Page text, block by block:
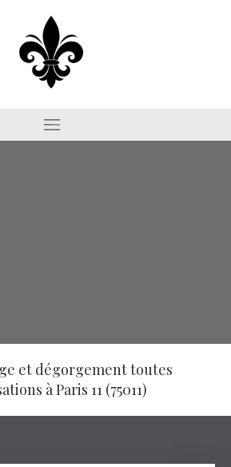
et dégorgement toutes
à Paris 11 (75011)